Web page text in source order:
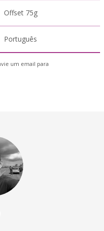
Offset 75g
Português
um email para